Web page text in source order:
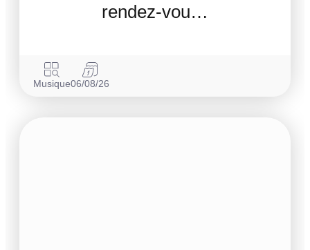
rendez-vou…
Musique06/08/26